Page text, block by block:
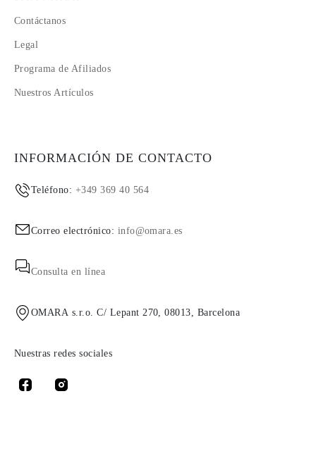
Contáctanos
Legal
Programa de Afiliados
Nuestros Artículos
INFORMACIÓN DE CONTACTO
Teléfono: +349 369 40 564
Correo electrónico: info@omara.es
Consulta en línea
OMARA s.r.o. C/ Lepant 270, 08013, Barcelona
Nuestras redes sociales